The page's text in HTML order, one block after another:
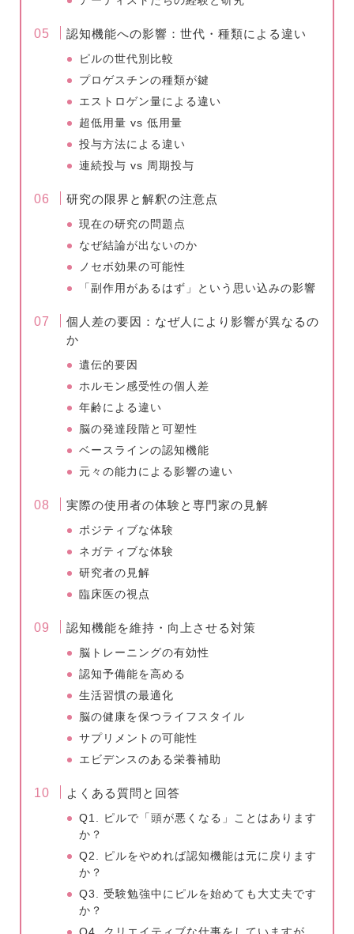
認知機能への影響：世代・種類による違い
ピルの世代別比較
プロゲスチンの種類が鍵
エストロゲン量による違い
超低用量 vs 低用量
投与方法による違い
連続投与 vs 周期投与
研究の限界と解釈の注意点
現在の研究の問題点
なぜ結論が出ないのか
ノセボ効果の可能性
「副作用があるはず」という思い込みの影響
個人差の要因：なぜ人により影響が異なるの
か
遺伝的要因
ホルモン感受性の個人差
年齢による違い
脳の発達段階と可塑性
ベースラインの認知機能
元々の能力による影響の違い
実際の使用者の体験と専門家の見解
ポジティブな体験
ネガティブな体験
研究者の見解
臨床医の視点
認知機能を維持・向上させる対策
脳トレーニングの有効性
認知予備能を高める
生活習慣の最適化
脳の健康を保つライフスタイル
サプリメントの可能性
エビデンスのある栄養補助
よくある質問と回答
Q1. ピルで「頭が悪くなる」ことはあります
か？
Q2. ピルをやめれば認知機能は元に戻ります
か？
Q3. 受験勉強中にピルを始めても大丈夫です
か？